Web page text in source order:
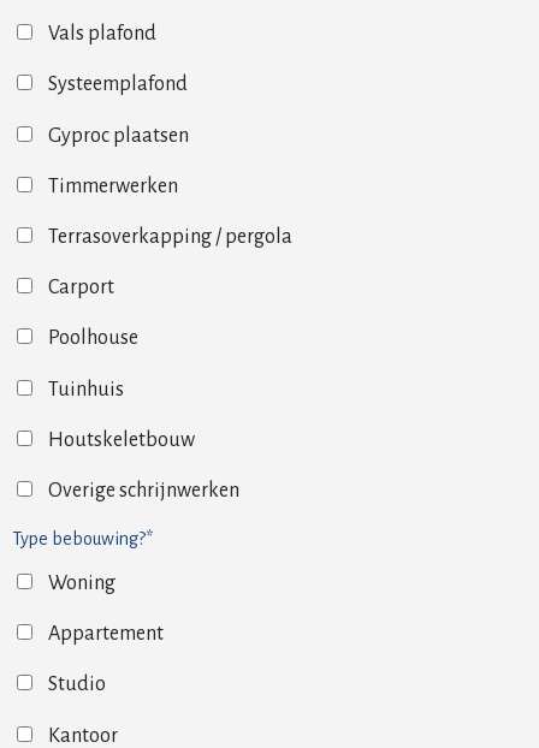
Vals plafond
Systeemplafond
Gyproc plaatsen
Timmerwerken
Terrasoverkapping / pergola
Carport
Poolhouse
Tuinhuis
Houtskeletbouw
Overige schrijnwerken
Type bebouwing?*
Woning
Appartement
Studio
Kantoor